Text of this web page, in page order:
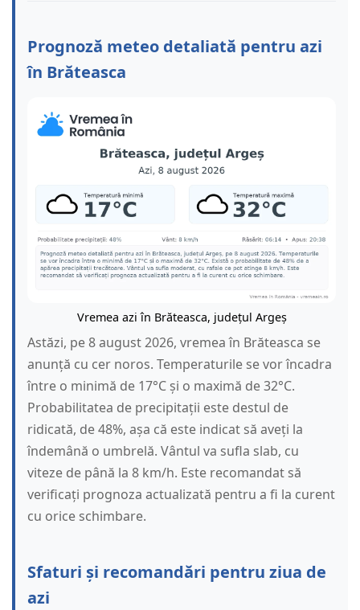
Prognoză meteo detaliată pentru azi
în Brăteasca
Vremea azi în Brăteasca, județul Argeș
Astăzi, pe 8 august 2026, vremea în Brăteasca se
anunță cu cer noros. Temperaturile se vor încadra
între o minimă de 17°C și o maximă de 32°C.
Probabilitatea de precipitații este destul de
ridicată, de 48%, așa că este indicat să aveți la
îndemână o umbrelă. Vântul va sufla slab, cu
viteze de până la 8 km/h. Este recomandat să
verificați prognoza actualizată pentru a fi la curent
cu orice schimbare.
Sfaturi și recomandări pentru ziua de
azi